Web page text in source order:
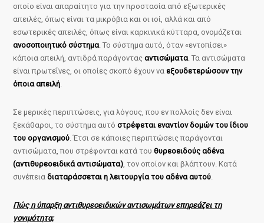
οποίο είναι απαραίτητο για την προστασία από εξωτερικές
απειλές, όπως είναι τα μικρόβια και οι ιοί, αλλά και από
εσωτερικές απειλές, όπως είναι καρκινικά κύτταρα, ονομάζεται
ανοσοποιητικό σύστημα. Το σύστημα αυτό, όταν «εντοπίσει»
κάποια απειλή, αντιδρά παράγονταςαντισώματα. Τα αντισώματα
είναι πρωτεΐνες, οι οποίες σκοπό έχουν ναεξουδετερώσουν την
όποια απειλή.
Σε μερικές περιπτώσεις, για λόγους, που εν πολλοίς δεν είναι
ξεκάθαροι, το σύστημα αυτόστρέφεται εναντίον δομών του ίδιου
του οργανισμού. Έτσι σε κάποιες περιπτώσεις παράγονται
αντισώματα, που στρέφονται κατά τουθυρεοειδούς αδένα
(αντιθυρεοειδικά αντισώματα), τον οποίον και βλάπτουν. Κατά
συνέπειαδιαταράσσεται η λειτουργία του αδένα αυτού.
Πώς η ύπαρξη αντιθυρεοειδικών αντισωμάτων επηρεάζει τη
γονιμότητα;